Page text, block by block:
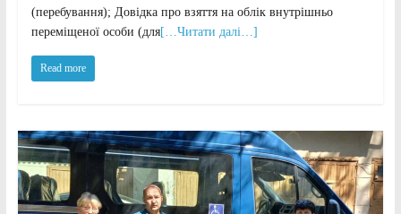
(перебування); Довідка про взяття на облік внутрішньо
переміщеної особи (для[…Читати далі…]
Read more